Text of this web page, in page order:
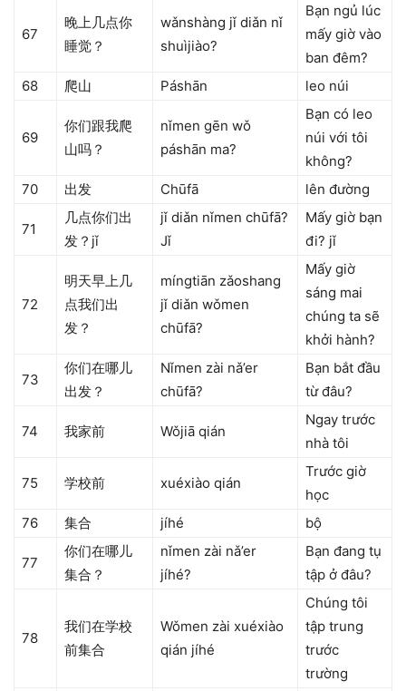
67
晚上几点你
睡觉？
wǎnshàng jǐ diǎn nǐ
shuìjiào?
Bạn ngủ lúc
mấy giờ vào
ban đêm?
68
爬山 Páshān leo núi
69
你们跟我爬
山吗？
nǐmen gēn wǒ
páshān ma?
Bạn có leo
núi với tôi
không?
70
出发 Chūfā lên đường
71
几点你们出
发？jǐ
jǐ diǎn nǐmen chūfā?
Jǐ
Mấy giờ bạn
đi? jǐ
72
明天早上几
点我们出
发？
míngtiān zǎoshang
jǐ diǎn wǒmen
chūfā?
Mấy giờ
sáng mai
chúng ta sẽ
khởi hành?
73
你们在哪儿
出发？
Nǐmen zài nǎ’er
chūfā?
Bạn bắt đầu
từ đâu?
74 我家前 Wǒjiā qián
Ngay trước
nhà tôi
75 学校前 xuéxiào qián
Trước giờ
học
76
集合 jíhé bộ
77
你们在哪儿
集合？
nǐmen zài nǎ’er
jíhé?
Bạn đang tụ
tập ở đâu?
78
我们在学校
前集合
Wǒmen zài xuéxiào
qián jíhé
Chúng tôi
tập trung
trước
trường